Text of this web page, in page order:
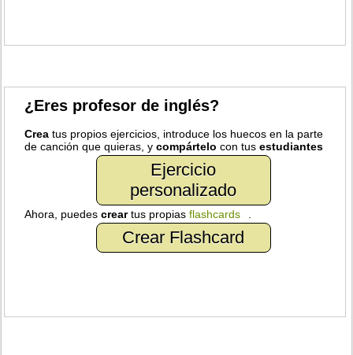
¿Eres profesor de inglés?
Crea tus propios ejercicios, introduce los huecos en la parte
de canción que quieras, ycompártelo con tusestudiantes
Ejercicio
personalizado
Ahora, puedescreartus propiasflashcards
Crear Flashcard